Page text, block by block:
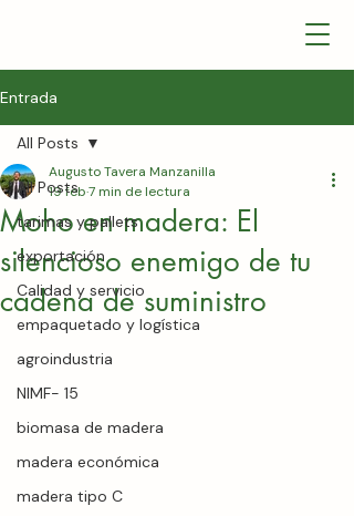
Entrada
All Posts
tarimas y pallets
exportación
Calidad y servicio
empaquetado y logística
agroindustria
NIMF- 15
biomasa de madera
madera económica
madera tipo C
All Posts
Moho en madera: El
silencioso enemigo de tu
cadena de suministro
Augusto Tavera Manzanilla
19 feb7 min de lectura